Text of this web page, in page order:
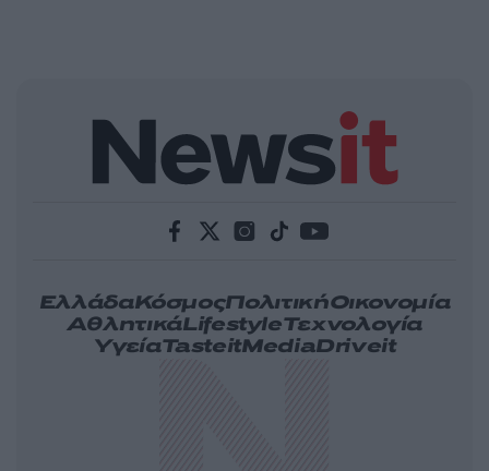
ΕλλάδαΚόσμοςΠολιτικήΟικονομία
ΑθλητικάLifestyleΤεχνολογία
ΥγείαTasteitMediaDriveit